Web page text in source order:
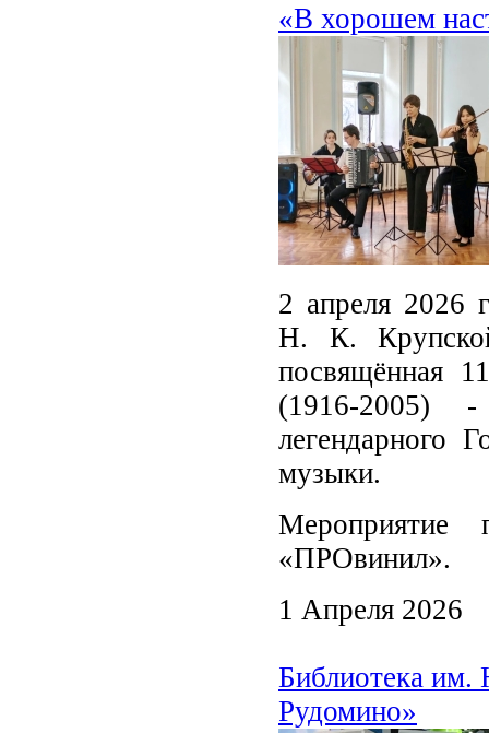
«В хорошем
2 апреля 2026
Н. К.
посвящённая
(1916-2005) -
легендарного
музыки.
Мероприятие
«ПРОвинил».
1 Апреля 2026
Библиотека им.
Рудомино»